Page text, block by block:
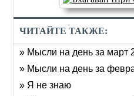
ЧИТАЙТЕ ТАКЖЕ:
» Мысли на день за март
» Мысли на день за
» Я не знаю